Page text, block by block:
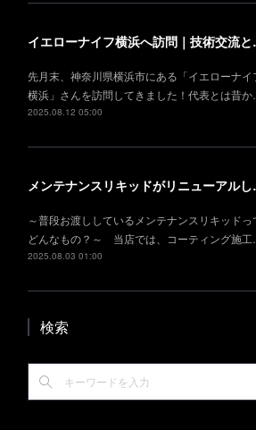
イエロ
先月末、神奈川県横浜市にある「イエローナイ
横浜」さんを訪問してきました！代表とは昔
2025.08.12 05:00
メンテ
～普段お渡ししているメンテナンスリキッドっ
どんなもの？～ 当店では、コーティング施
2025.08.03 01:00
検索